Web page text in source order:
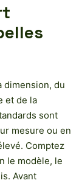
dimension, du
et de la
sont
mesure ou en
Comptez
le modèle, le
Avant